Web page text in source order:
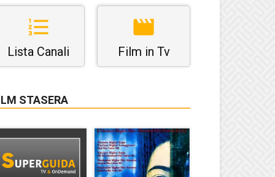
Lista Canali Film in Tv
STASERA